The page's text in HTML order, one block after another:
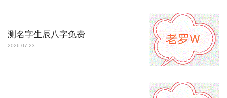
测名字生辰八字免费
2026-07-23